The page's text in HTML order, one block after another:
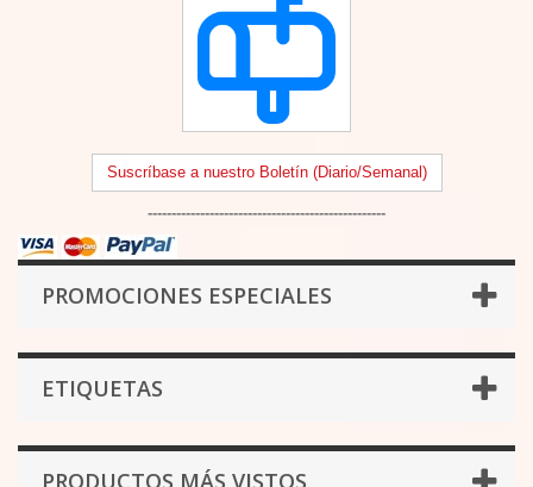
Suscríbase a nuestro Boletín (Diario/Semanal)
--------------------------------------------------
PROMOCIONES ESPECIALES
ETIQUETAS
PRODUCTOS MÁS VISTOS